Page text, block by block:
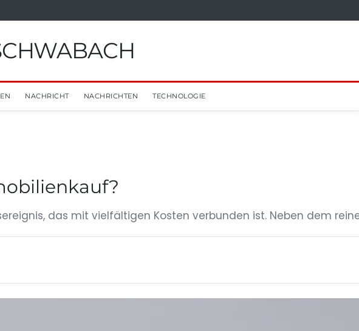
NACHRICHT NACHRICHTEN TECHNOLOGIE
das mit vielfältigen Kosten verbunden ist. Neben dem